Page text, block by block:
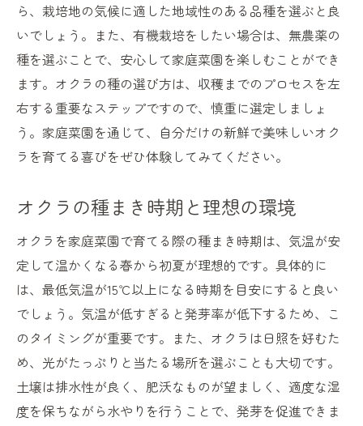
収穫後のオクラの保存方法
オクラの料理レシピと食卓での楽しみ方
家庭菜園でのオクラの成功体験をシェア
オクラ栽培の豆知識：家庭菜園での成功の鍵
オクラ栽培の歴史と背景を知ろう
家庭菜園でのオクラの栄養価と健康効果
オクラの成長を助ける自然農法の取り入れ
方
オクラ栽培で役立つ便利グッズ紹介
オクラ栽培の失敗を防ぐための知識と対策
家庭菜園の楽しさを倍増！オクラの成長を観察
しよう
オクラの成長段階とその観察ポイント
毎日の観察で発見！オクラの変化と成長
オクラの観察日記をつける楽しみ方
ら、栽培地の気候に適した地域性のある品種を選ぶと良
いでしょう。また、有機栽培をしたい場合は、無農薬の
種を選ぶことで、安心して家庭菜園を楽しむことができ
ます。オクラの種の選び方は、収穫までのプロセスを左
右する重要なステップですので、慎重に選定しましょ
う。家庭菜園を通じて、自分だけの新鮮で美味しいオク
ラを育てる喜びをぜひ体験してみてください。
オクラの種まき時期と理想の環境
オクラを家庭菜園で育てる際の種まき時期は、気温が安
定して温かくなる春から初夏が理想的です。具体的に
は、最低気温が15℃以上になる時期を目安にすると良い
でしょう。気温が低すぎると発芽率が低下するため、こ
のタイミングが重要です。また、オクラは日照を好むた
め、光がたっぷりと当たる場所を選ぶことも大切です。
土壌は排水性が良く、肥沃なものが望ましく、適度な湿
度を保ちながら水やりを行うことで、発芽を促進できま